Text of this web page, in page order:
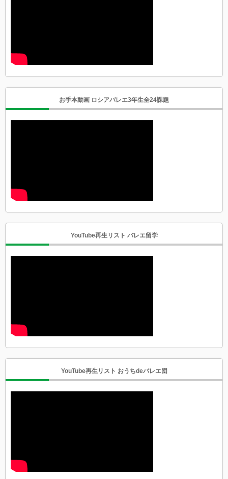
お手本動画 ロシアバレエ3年生全24課題
YouTube再生リスト バレエ留学
YouTube再生リスト おうちdeバレエ団